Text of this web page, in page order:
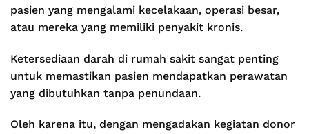
pasien yang mengalami kecelakaan, operasi besar,
atau mereka yang memiliki penyakit kronis.
Ketersediaan darah di rumah sakit sangat penting
untuk memastikan pasien mendapatkan perawatan
yang dibutuhkan tanpa penundaan.
Oleh karena itu, dengan mengadakan kegiatan donor